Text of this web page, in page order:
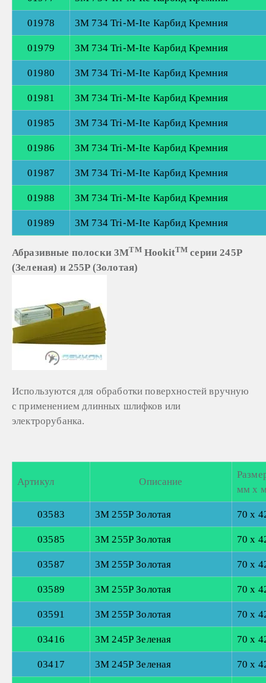
01978 3М 734 Tri-M-Ite Карбид Кремния
01979 3М 734 Tri-M-Ite Карбид Кремния
01980 3М 734 Tri-M-Ite Карбид Кремния
01981 3М 734 Tri-M-Ite Карбид Кремния
01985 3М 734 Tri-M-Ite Карбид Кремния
01986 3М 734 Tri-M-Ite Карбид Кремния
01987 3М 734 Tri-M-Ite Карбид Кремния
01988 3М 734 Tri-M-Ite Карбид Кремния
01989 3М 734 Tri-M-Ite Карбид Кремния
Абразивные полоски 3MTMHookitTM серии 245Р
(Зеленая) и 255P (Золотая)
Используются для обработки поверхностей вручную
с применением длинных шлифков или
электрорубанка.
Артикул Описание
мм х
03583 3М 255Р Золотая 70 x
03585 3М 255Р Золотая 70 x
03587 3М 255Р Золотая 70 x
03589 3М 255Р Золотая 70 x
03591 3М 255Р Золотая 70 x
03416 3М 245Р Зеленая 70 x
03417 3М 245Р Зеленая 70 x